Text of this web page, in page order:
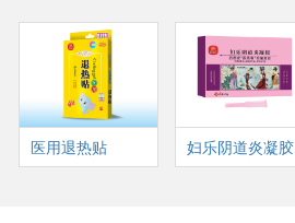
医用退热贴 妇乐阴道炎凝胶